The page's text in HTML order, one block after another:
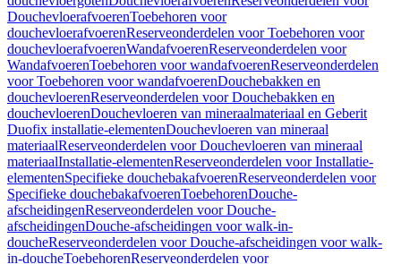
DouchevloerafvoerenToebehoren voor
douchevloerafvoerenReserveonderdelen voor Toebehoren voor
douchevloerafvoerenWandafvoerenReserveonderdelen voor
WandafvoerenToebehoren voor wandafvoerenReserveonderdelen
voor Toebehoren voor wandafvoerenDouchebakken en
douchevloerenReserveonderdelen voor Douchebakken en
douchevloerenDouchevloeren van mineraalmateriaal en Geberit
Duofix installatie-elementenDouchevloeren van mineraal
materiaalReserveonderdelen voor Douchevloeren van mineraal
materiaalInstallatie-elementenReserveonderdelen voor Installatie-
elementenSpecifieke douchebakafvoerenReserveonderdelen voor
Specifieke douchebakafvoerenToebehorenDouche-
afscheidingenReserveonderdelen voor Douche-
afscheidingenDouche-afscheidingen voor walk-in-
doucheReserveonderdelen voor Douche-afscheidingen voor walk-
in-doucheToebehorenReserveonderdelen voor